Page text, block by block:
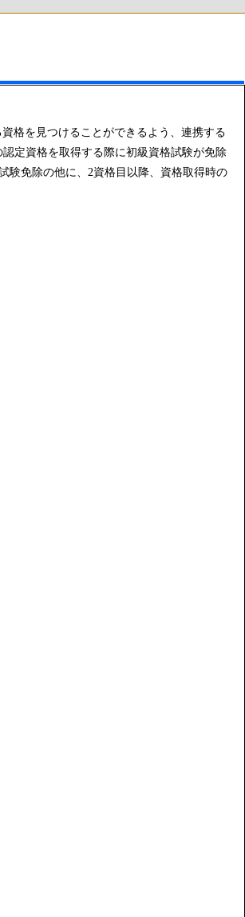
格を見つけることができるよう、連携する
定資格を取得する際に初級資格試験が免除
験免除の他に、2資格目以降、資格取得時の